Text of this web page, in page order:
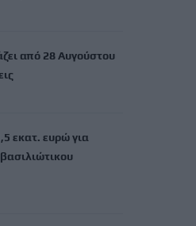
από 28 Αυγούστου
εκατ. ευρώ για